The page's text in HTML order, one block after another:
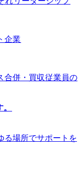
企業​​
合併・買収​​従業員の
る場所でサポートを